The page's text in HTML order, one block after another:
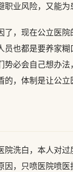
业风险，又能
了，现在公立医
员也都是要养家
必会自己想办
，体制是让公立
院洗白，本人对
，只喷医院喷医